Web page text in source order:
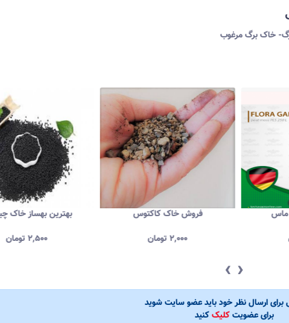
خاک برگ مرغوب
بهترین بهساز خاک
۲,۵۰۰تومان
فروش خاک کاکتوس
۲,۰۰۰تومان
ماس
‹ ›
برای ارسال نظر خود باید عضو سایت شوید
برای عضویتکلیککنید